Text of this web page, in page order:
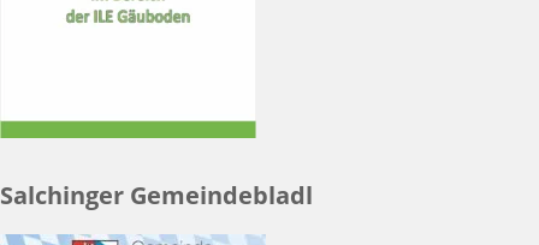
Salchinger Gemeindebladl